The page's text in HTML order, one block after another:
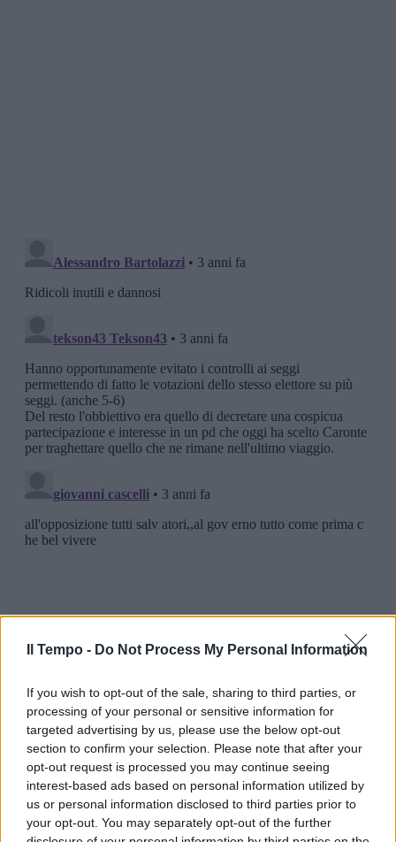
Il Tempo - Do Not Process My Personal Information
If you wish to opt-out of the sale, sharing to third parties, or
processing of your personal or sensitive information for
targeted advertising by us, please use the below opt-out
section to confirm your selection. Please note that after your
opt-out request is processed you may continue seeing
interest-based ads based on personal information utilized by
us or personal information disclosed to third parties prior to
your opt-out. You may separately opt-out of the further